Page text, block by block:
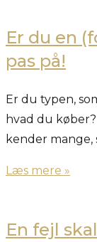
Er du en
pas på!
Er du typen,
hvad du
kender mange,
Læs mere »
En fejl